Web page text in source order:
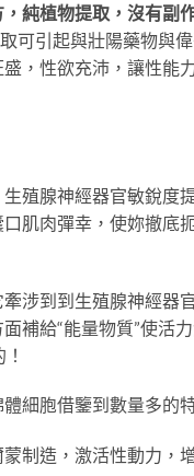
純植物提取，沒有副
可引起與壯陽藥物與
，性欲充沛，讓性
殖腺神經器官敏銳
肌肉彈幸，使妳撤
涉到到生殖腺神經
補給“能量物質”使活
細胞借鑒到數量多的
制造，激活性動力